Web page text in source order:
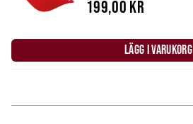
199,00 kr
LÄGG I VARUKORG